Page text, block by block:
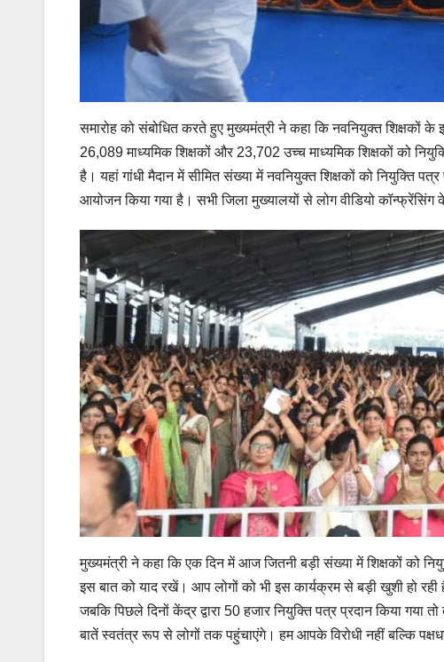
समारोह को संबोधित करते हुए मुख्यमंत्री ने कहा कि नवनियुक्त शिक्षकों
26,089 माध्यमिक शिक्षकों और 23,702 उच्च माध्यमिक शिक्षकों को
है। यहां गांधी मैदान में सीमित संख्या में नवनियुक्त शिक्षकों को नियुक्ति
आयोजन किया गया है। सभी जिला मुख्यालयों से लोग वीडियो
मुख्यमंत्री ने कहा कि एक दिन में आज जितनी बड़ी संख्या में शिक्षकों को
इस बात को याद रखें। आप लोगों को भी इस कार्यक्रम से बड़ी खुशी हो
जबकि पिछले दिनों केंद्र द्वारा 50 हजार नियुक्ति पत्र प्रदान किया
बातें स्वतंत्र रूप से लोगों तक पहुंचाएंगे। हम आपके विरोधी नहीं बल्कि